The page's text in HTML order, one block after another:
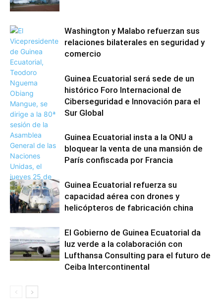
Washington y Malabo refuerzan sus
relaciones bilaterales en seguridad y
comercio
Guinea Ecuatorial será sede de un
histórico Foro Internacional de
Ciberseguridad e Innovación para el
Sur Global
Guinea Ecuatorial insta a la ONU a
bloquear la venta de una mansión de
París confiscada por Francia
Guinea Ecuatorial refuerza su
capacidad aérea con drones y
helicópteros de fabricación china
El Gobierno de Guinea Ecuatorial da
luz verde a la colaboración con
Lufthansa Consulting para el futuro de
Ceiba Intercontinental